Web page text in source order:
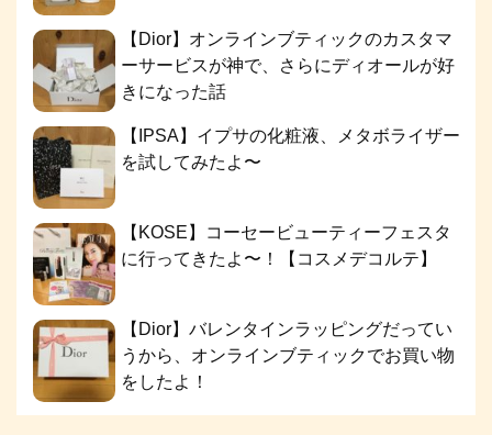
【Dior】オンラインブティックのカスタマ
ーサービスが神で、さらにディオールが好
きになった話
【IPSA】イプサの化粧液、メタボライザー
を試してみたよ〜
【KOSE】コーセービューティーフェスタ
に行ってきたよ〜！【コスメデコルテ】
【Dior】バレンタインラッピングだってい
うから、オンラインブティックでお買い物
をしたよ！